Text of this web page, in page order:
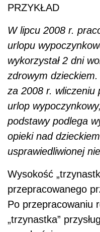
PRZYKŁAD
W lipcu 2008 r.
urlopu
wykorzystał 2 dni
zdrowym
za 2008 r. wliczeniu
urlop
podstawy podlega
opieki nad
usprawiedliwionej
Wysokość
przepracowanego
Po przepracowaniu
„trzynastka”